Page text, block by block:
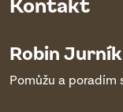
Robin Jurník
Pomůžu a poradím